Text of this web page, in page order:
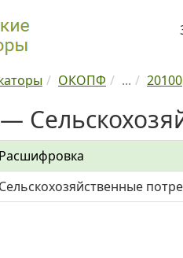
ОКОПФ ... 20100
Расшифровка
Сельскохозяйственные